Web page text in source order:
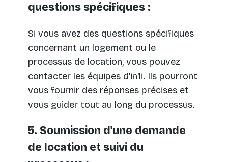
questions spécifiques :
Si vous avez des questions spécifiques
concernant un logement ou le
processus de location, vous pouvez
contacter les équipes d'in'li. Ils pourront
vous fournir des réponses précises et
vous guider tout au long du processus.
5. Soumission d'une demande
de location et suivi du